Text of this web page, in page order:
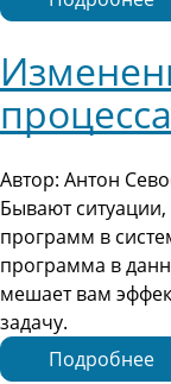
Автор: Антон
Бывают ситуации,
программ в
программа в
мешает вам
задачу.
Подробнее